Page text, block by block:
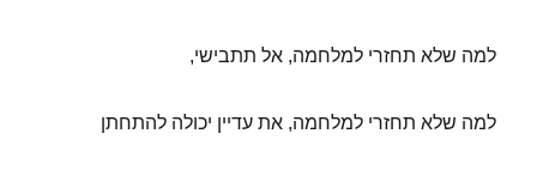
למה שלא תחזרי למלחמה, אל תתבישי,
למה שלא תחזרי למלחמה, את עדיין יכולה להתחתן